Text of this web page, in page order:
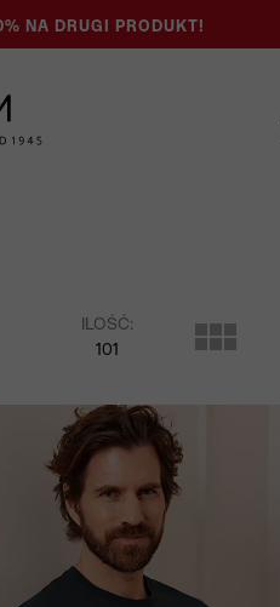
NA DRUGI PRODUKT!
ILOŚĆ:
101